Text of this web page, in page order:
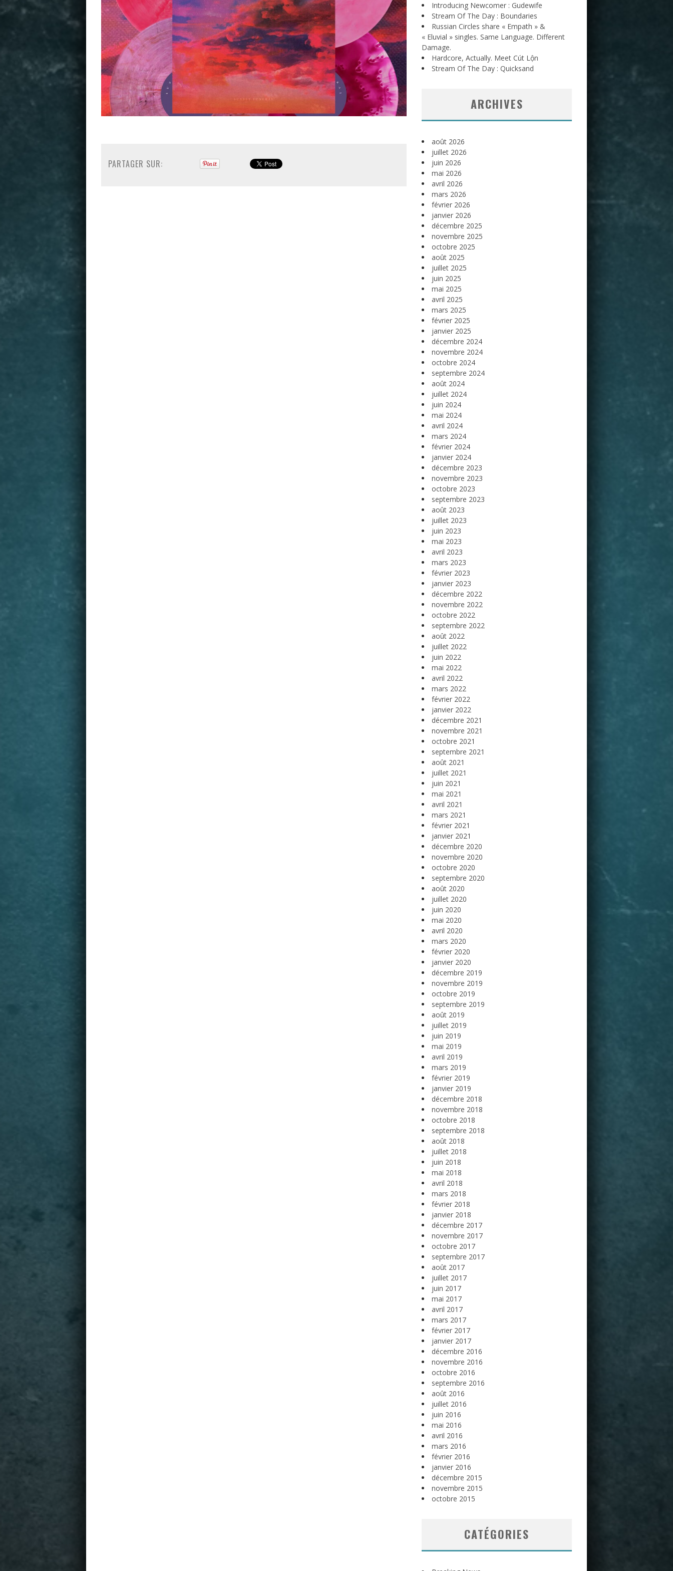
PARTAGER SUR:
Introducing Newcomer : Gudewife
Stream Of The Day : Boundaries
Russian Circles share « Empath » &
« Eluvial » singles. Same Language. Different
Damage.
Hardcore, Actually. Meet Cút Lộn
Stream Of The Day : Quicksand
ARCHIVES
août 2026
juillet 2026
juin 2026
mai 2026
avril 2026
mars 2026
février 2026
janvier 2026
décembre 2025
novembre 2025
octobre 2025
août 2025
juillet 2025
juin 2025
mai 2025
avril 2025
mars 2025
février 2025
janvier 2025
décembre 2024
novembre 2024
octobre 2024
septembre 2024
août 2024
juillet 2024
juin 2024
mai 2024
avril 2024
mars 2024
février 2024
janvier 2024
décembre 2023
novembre 2023
octobre 2023
septembre 2023
août 2023
juillet 2023
juin 2023
mai 2023
avril 2023
mars 2023
février 2023
janvier 2023
décembre 2022
novembre 2022
octobre 2022
septembre 2022
août 2022
juillet 2022
juin 2022
mai 2022
avril 2022
mars 2022
février 2022
janvier 2022
décembre 2021
novembre 2021
octobre 2021
septembre 2021
août 2021
juillet 2021
juin 2021
mai 2021
avril 2021
mars 2021
février 2021
janvier 2021
décembre 2020
novembre 2020
octobre 2020
septembre 2020
août 2020
juillet 2020
juin 2020
mai 2020
avril 2020
mars 2020
février 2020
janvier 2020
décembre 2019
novembre 2019
octobre 2019
septembre 2019
août 2019
juillet 2019
juin 2019
mai 2019
avril 2019
mars 2019
février 2019
janvier 2019
décembre 2018
novembre 2018
octobre 2018
septembre 2018
août 2018
juillet 2018
juin 2018
mai 2018
avril 2018
mars 2018
février 2018
janvier 2018
décembre 2017
novembre 2017
octobre 2017
septembre 2017
août 2017
juillet 2017
juin 2017
mai 2017
avril 2017
mars 2017
février 2017
janvier 2017
décembre 2016
novembre 2016
octobre 2016
septembre 2016
août 2016
juillet 2016
juin 2016
mai 2016
avril 2016
mars 2016
février 2016
janvier 2016
décembre 2015
novembre 2015
octobre 2015
CATÉGORIES